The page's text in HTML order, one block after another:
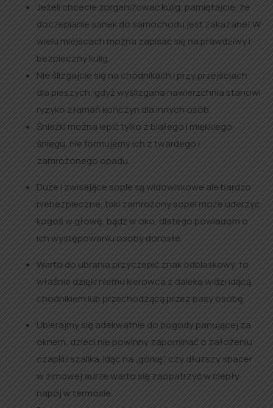
Jeżeli chcecie zorganizować kulig, pamiętajcie, że
doczepianie sanek do samochodu jest zakazane! W
wielu miejscach można zapisać się na prawdziwy i
bezpieczny kulig.
Nie ślizgajcie się na chodnikach i przy przejściach
dla pieszych, gdyż wyślizgana nawierzchnia stanowi
ryzyko złamań kończyn dla innych osób.
Śnieżki można lepić tylko z białego i miękkiego
śniegu, nie formujemy ich z twardego i
zamrożonego opadu.
Duże i zwisające sople są widowiskowe ale bardzo
niebezpieczne, taki zamrożony sopel może uderzyć
kogoś w głowę, bądź w oko, dlatego powiadom o
ich występowaniu osoby dorosłe.
Warto do ubrania przyczepić znak odblaskowy, to
właśnie dzięki niemu kierowca z daleka widzi idącą
chodnikiem lub przechodzącą przez pasy osobę.
Ubierajmy się adekwatnie do pogody panującej za
oknem, dzieci nie powinny zapominać o założeniu
czapki i szalika. Idąc na „górkę”, czy dłuższy spacer
w zimowej aurze warto się zaopatrzyć w ciepły
napój w termosie.